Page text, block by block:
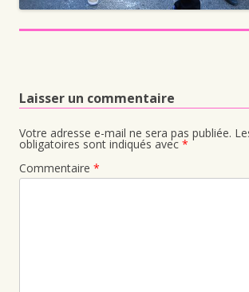
Laisser un commentaire
Votre adresse e-mail ne sera pas publiée.
obligatoires sont indiqués avec *
Commentaire *